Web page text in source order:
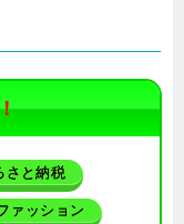
さと納税
ァッション